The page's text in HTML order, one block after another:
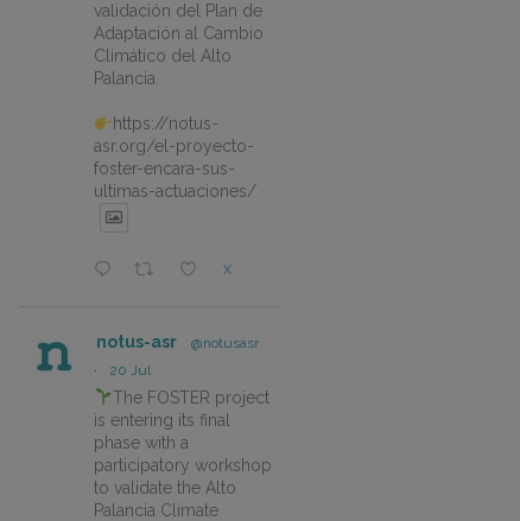
validación del Plan de
Adaptación al Cambio
Climático del Alto
Palancia.
https://notus-
asr.org/el-proyecto-
foster-encara-sus-
ultimas-actuaciones/
X
notus-asr
@notusasr
·
20 Jul
The FOSTER project
is entering its final
phase with a
participatory workshop
to validate the Alto
Palancia Climate